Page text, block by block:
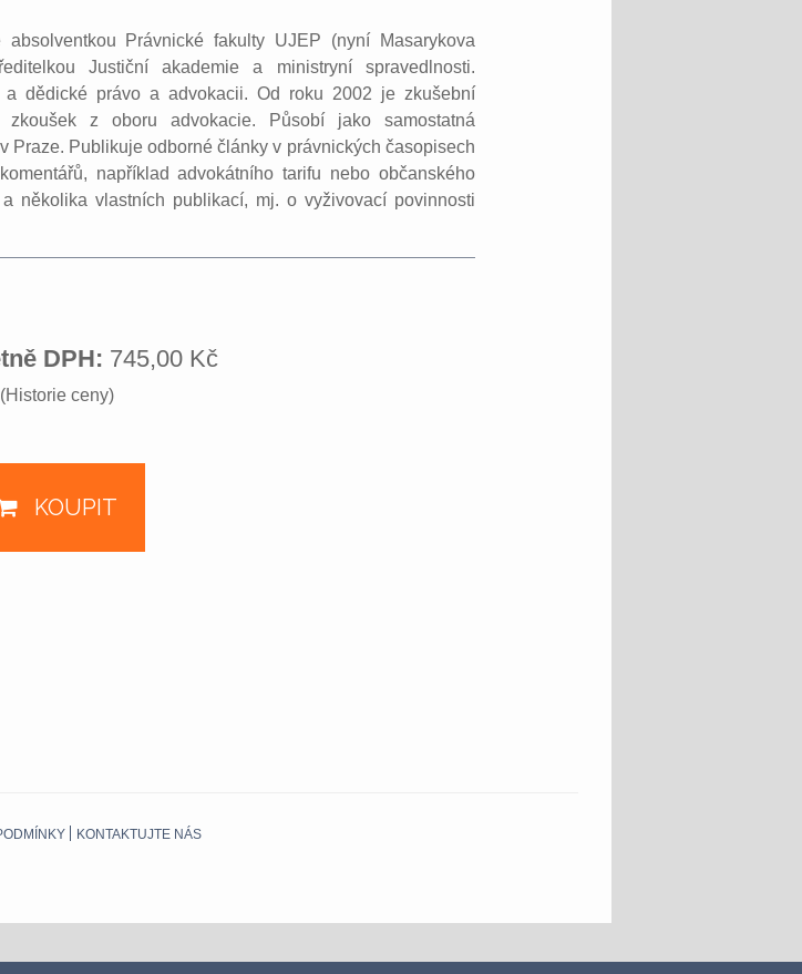
Právnické fakulty UJEP (nyní Masarykova
Justiční akademie a ministryní spravedlnosti.
dědické právo a advokacii. Od roku 2002 je zkušební
zkoušek z oboru advokacie. Působí jako samostatná
Praze. Publikuje odborné články v právnických časopisech
například advokátního tarifu nebo občanského
několika vlastních publikací, mj. o vyživovací povinnosti
DPH: 745,00 Kč
(Historie ceny)
KOUPIT
KONTAKTUJTE NÁS